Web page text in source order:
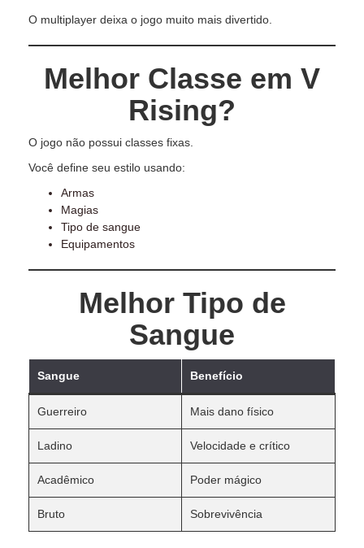
O multiplayer deixa o jogo muito mais divertido.
Melhor Classe em V
Rising?
O jogo não possui classes fixas.
Você define seu estilo usando:
Armas
Magias
Tipo de sangue
Equipamentos
Melhor Tipo de
Sangue
Sangue Benefício
Guerreiro Mais dano físico
Ladino Velocidade e crítico
Acadêmico Poder mágico
Bruto Sobrevivência